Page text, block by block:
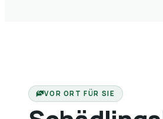
VOR ORT FÜR SIE